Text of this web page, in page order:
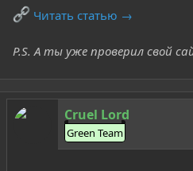
Читать статью →
P.S. А ты уже проверил свой
Cruel Lord
Green Team